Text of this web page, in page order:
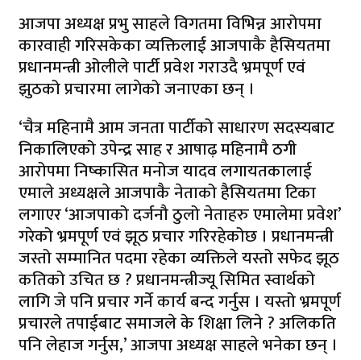
आजपा अध्यक्ष प्रभु साहले विगतमा विभिन्न आरोपमा
कारवाही गरिसकेका व्यक्तिलाई आजपाकै हैसियतमा
प्रधानमन्त्री ओलीले पार्टी प्रवेश गराउदै भ्रमपूर्ण एवं
झुठको प्रचारमा लागेको जनाएका छन् ।
‘चैत्र महिनामै आम जनता पार्टीको साधारण सदस्यबाट
निकालिएको उपेन्द्र साह र आषाढ़ महिनामै ठगी
आरोपमा निष्कासित मनोज यादव लगायतकालाई
एमाले अध्यक्षले आजपाकै नेताको हैसियतमा टिका
लगाएर ‘आजपाको दर्जनौ ठुलो नेताहरु एमालेमा प्रवेश’
गरेको भ्रमपूर्ण एवं झूठ प्रचार गरिरहेकोछ । प्रधानमन्त्री
जस्तो सम्मानित पदमा रहेका व्यक्तिले यस्तो सफेद झूठ
कतिको उचित छ ? प्रधानमन्त्रीज्यू सिमित स्वार्थको
लागि जे पनि प्रचार गर्ने कार्य बन्द गर्नुस । यस्तो भ्रमपूर्ण
प्रचारले तपाईबाट समाजले के शिक्षा लिने ? अलिकति
पनि लेहाज गर्नुस,’ आजपा अध्यक्ष साहले भनेका छन् ।